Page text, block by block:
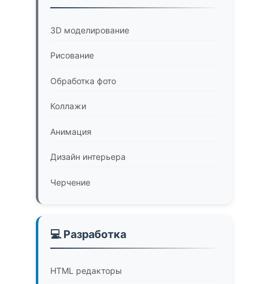
3D моделирование
Рисование
Обработка фото
Коллажи
Анимация
Дизайн интерьера
Черчение
💻 Разработка
HTML редакторы